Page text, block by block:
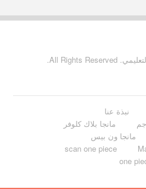
نبذة عنا
مانجا بلاك كلوفر
مانجا ون بيس
scan one piece
one